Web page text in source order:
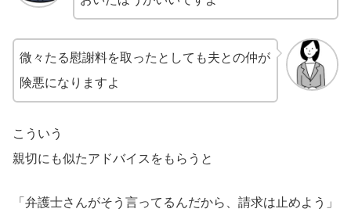
微々たる慰謝料を取ったとしても夫との仲が
険悪になりますよ
こういう
親切にも似たアドバイスをもらうと
「弁護士さんがそう言ってるんだから、請求は止めよう」